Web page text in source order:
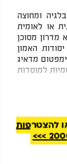
ומחוצה
או לאומית
מדרון מסוכן
האמון
מדאיג
למוסדות
והחברה
לנקוט
החולה
היסוד של
להצטרפות